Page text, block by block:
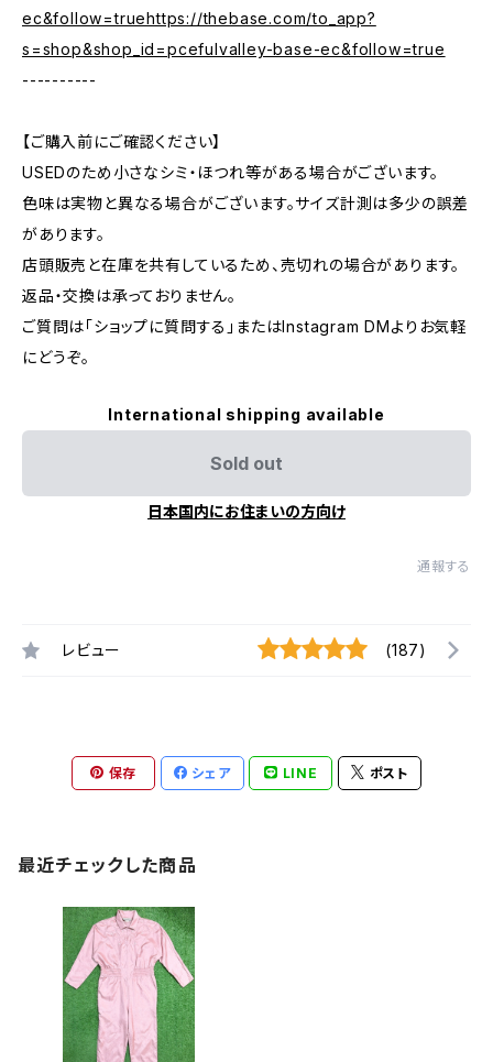
ec&follow=truehttps://thebase.com/to_app?
s=shop&shop_id=pcefulvalley-base-ec&follow=true
----------
【ご購入前にご確認ください】
USEDのため小さなシミ・ほつれ等がある場合がございます。
色味は実物と異なる場合がございます。サイズ計測は多少の誤差
があります。
店頭販売と在庫を共有しているため、売切れの場合があります。
返品・交換は承っておりません。
ご質問は「ショップに質問する」またはInstagram DMよりお気軽
にどうぞ。
International shipping available
Sold out
日本国内にお住まいの方向け
通報する
レビュー (187)
保存 シェア LINE ポスト
最近チェックした商品